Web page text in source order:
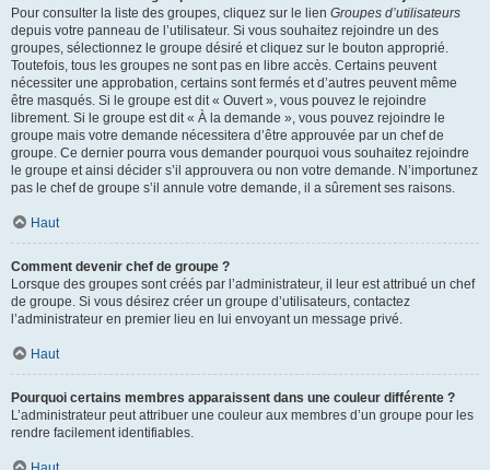
Pour consulter la liste des groupes, cliquez sur le lien Groupes d’utilisateurs
depuis votre panneau de l’utilisateur. Si vous souhaitez rejoindre un des
groupes, sélectionnez le groupe désiré et cliquez sur le bouton approprié.
Toutefois, tous les groupes ne sont pas en libre accès. Certains peuvent
nécessiter une approbation, certains sont fermés et d’autres peuvent même
être masqués. Si le groupe est dit « Ouvert », vous pouvez le rejoindre
librement. Si le groupe est dit « À la demande », vous pouvez rejoindre le
groupe mais votre demande nécessitera d’être approuvée par un chef de
groupe. Ce dernier pourra vous demander pourquoi vous souhaitez rejoindre
le groupe et ainsi décider s’il approuvera ou non votre demande. N’importunez
pas le chef de groupe s’il annule votre demande, il a sûrement ses raisons.
Haut
Comment devenir chef de groupe ?
Lorsque des groupes sont créés par l’administrateur, il leur est attribué un chef
de groupe. Si vous désirez créer un groupe d’utilisateurs, contactez
l’administrateur en premier lieu en lui envoyant un message privé.
Haut
Pourquoi certains membres apparaissent dans une couleur différente ?
L’administrateur peut attribuer une couleur aux membres d’un groupe pour les
rendre facilement identifiables.